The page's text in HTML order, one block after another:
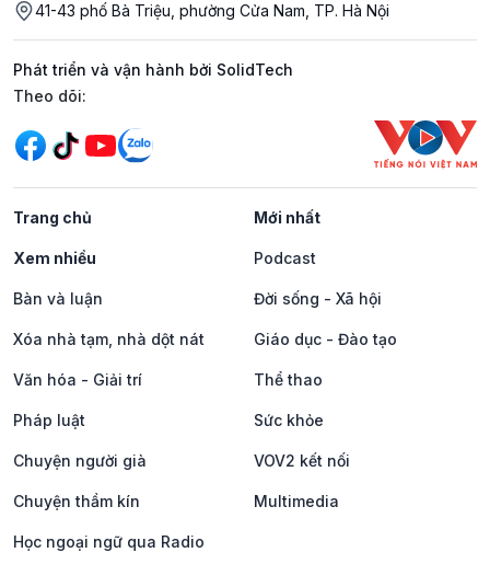
41-43 phố Bà Triệu, phường Cửa Nam, TP. Hà Nội
Phát triển và vận hành bởi SolidTech
Mạng xã hội
Theo dõi:
Trang chủ Mới nhất
Xem nhiều Podcast
Bàn và luận Đời sống - Xã hội
Xóa nhà tạm, nhà dột nát Giáo dục - Đào tạo
Văn hóa - Giải trí Thể thao
Pháp luật Sức khỏe
Chuyện người già VOV2 kết nối
Chuyện thầm kín Multimedia
Học ngoại ngữ qua Radio